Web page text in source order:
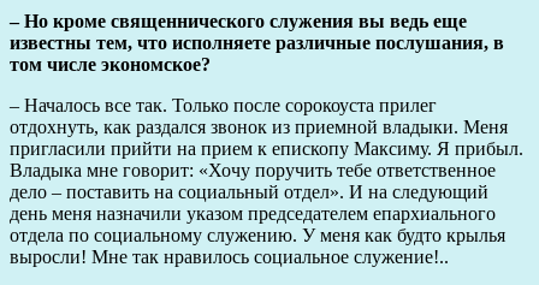
– Но кроме священнического служения вы ведь еще
известны тем, что исполняете различные послушания, в
том числе экономское?
– Началось все так. Только после сорокоуста прилег
отдохнуть, как раздался звонок из приемной владыки. Меня
пригласили прийти на прием к епископу Максиму. Я прибыл.
Владыка мне говорит: «Хочу поручить тебе ответственное
дело – поставить на социальный отдел». И на следующий
день меня назначили указом председателем епархиального
отдела по социальному служению. У меня как будто крылья
выросли! Мне так нравилось социальное служение!..